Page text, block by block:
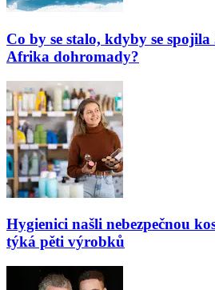
Co by se stalo, kdyby se
Afrika dohromady?
Hygienici našli nebezpečnou
týká pěti výrobků